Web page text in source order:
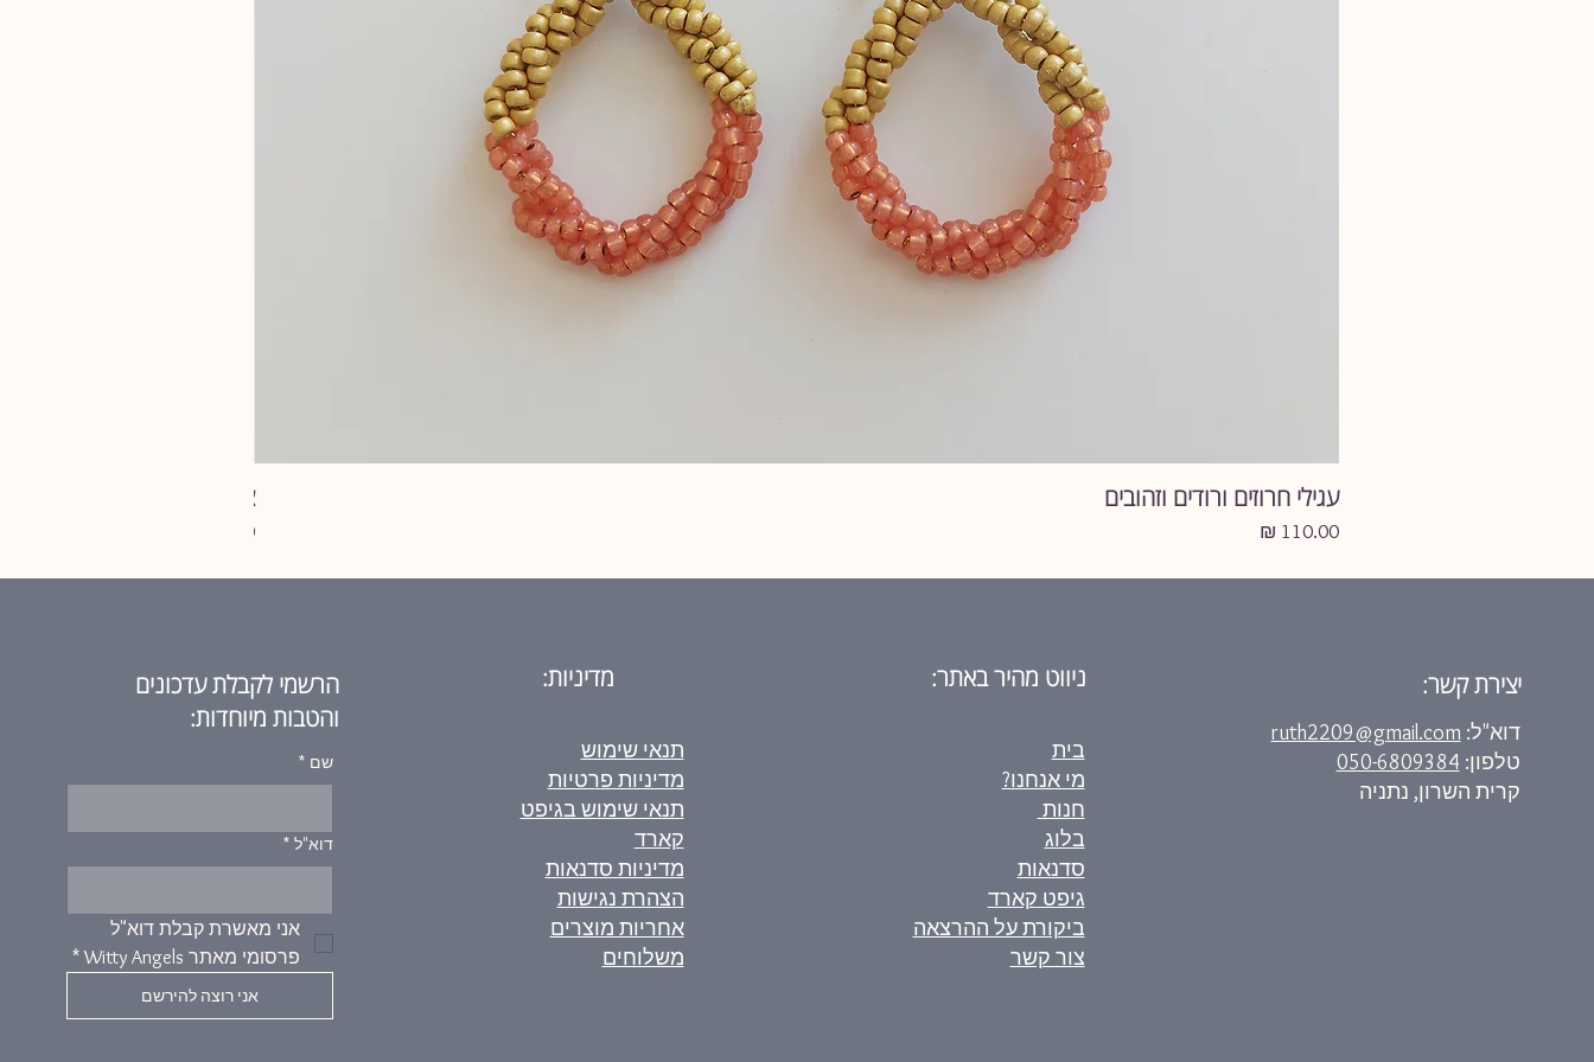
עגילי חרוזים ורודים וזהובים
מחיר
צמיד עור להבות
מחיר
הרשמי לקבלת עדכונים
והטבות מיוחדות:
שם *
דוא"ל *
פרסומי מאתר Witty Angels
*
אני רוצה להירשם
תנאי שימוש
מדיניות פרטיות
תנאי שימוש בגיפט
קארד
מדיניות סדנאות
הצהרת נגישות
אחריות מוצרים
משלוחים
ניווט מהיר באתר:
בית
מי אנחנו?
חנות
בלוג
סדנאות
גיפט קארד
ביקורת על ההרצאה
צור קשר
יצירת קשר:
דוא"ל:ruth2209@gmail.com
טלפון: 050-6809384
קרית השרון, נתניה
מדיניות: